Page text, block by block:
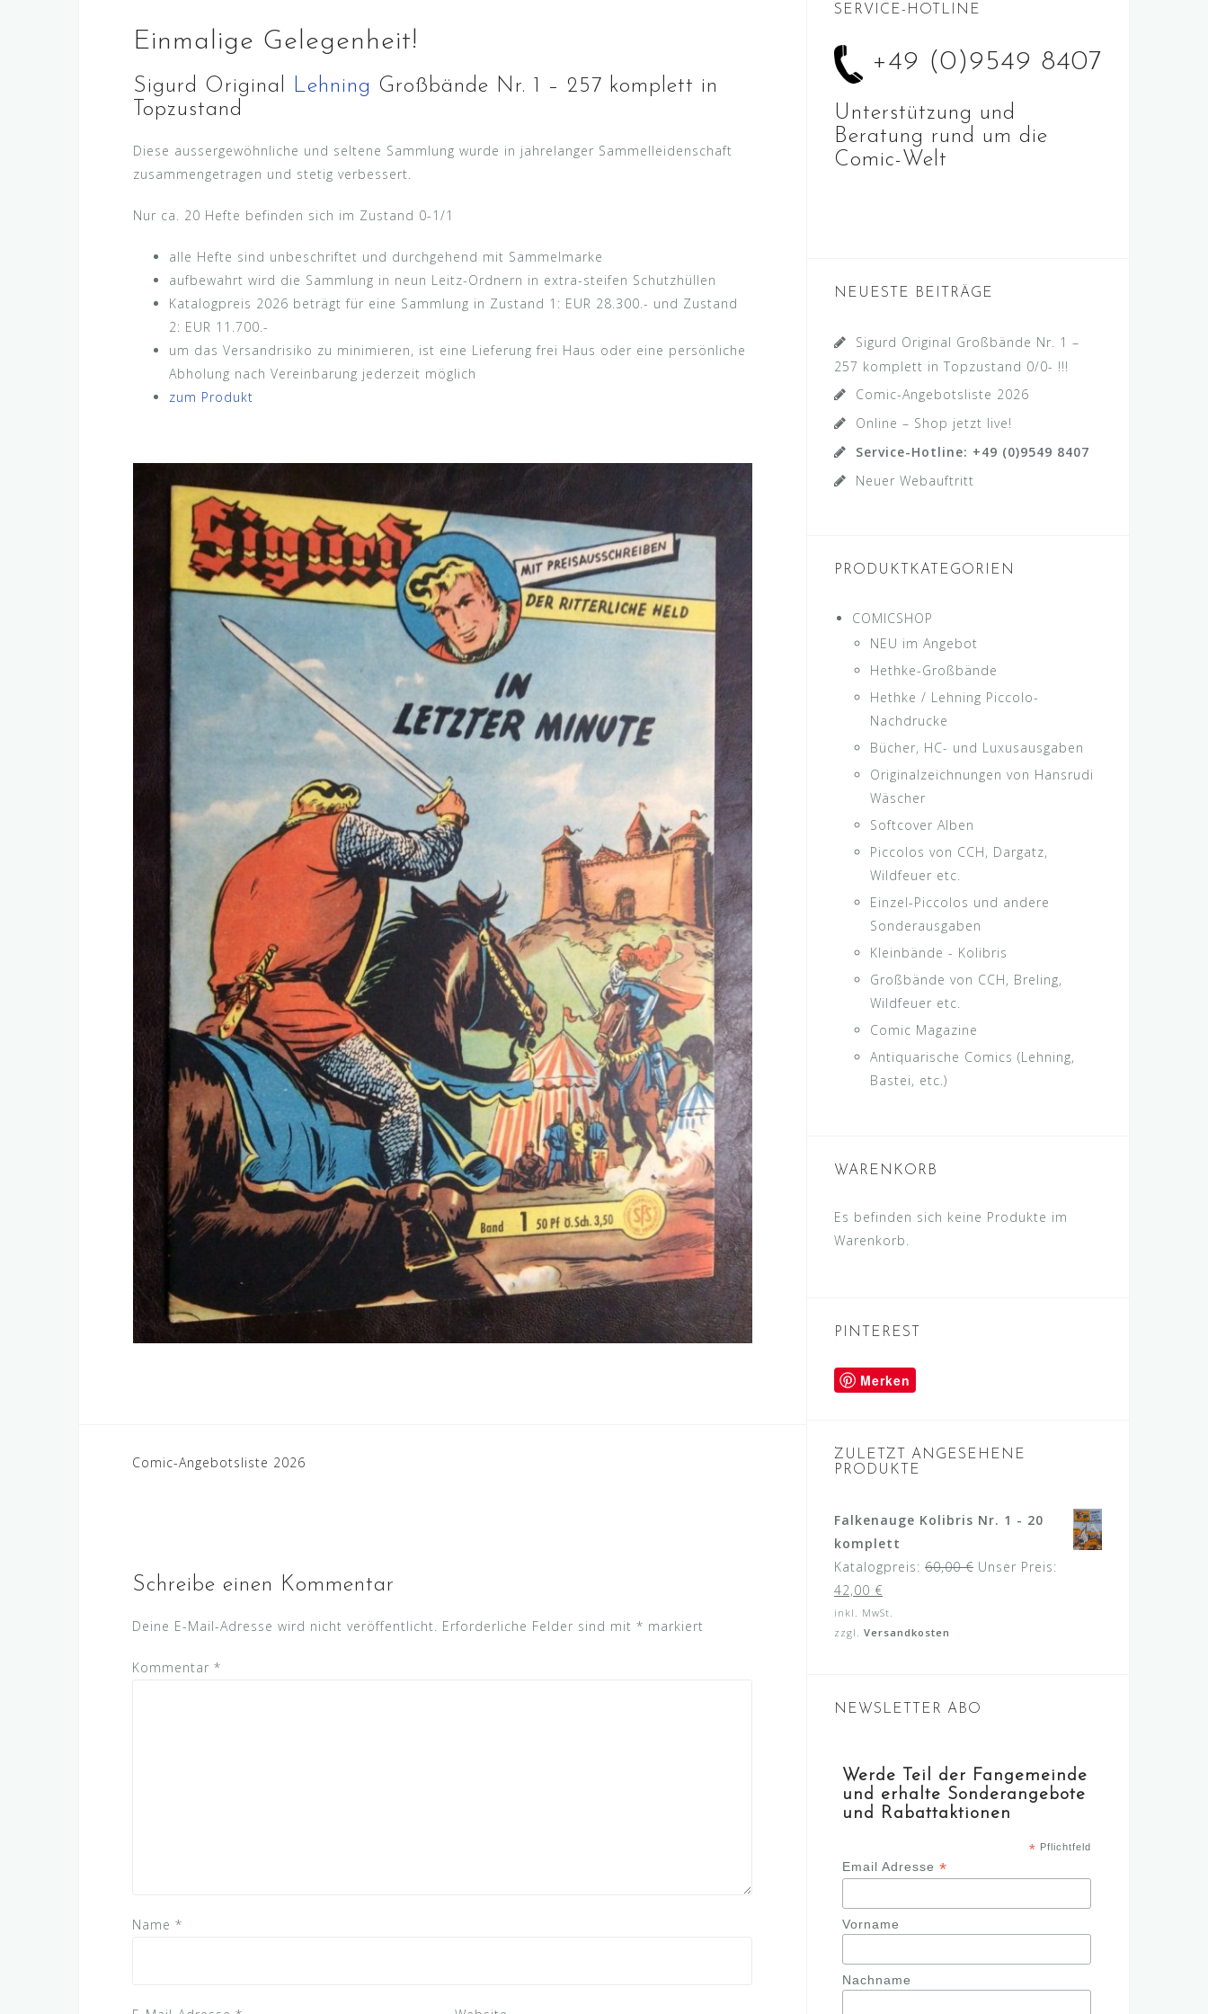
Einmalige Gelegenheit!
Sigurd Original Lehning Großbände Nr. 1 – 257 komplett in
Topzustand
Diese aussergewöhnliche und seltene Sammlung wurde in jahrelanger Sammelleidenschaft
zusammengetragen und stetig verbessert.
Nur ca. 20 Hefte befinden sich im Zustand 0-1/1
alle Hefte sind unbeschriftet und durchgehend mit Sammelmarke
aufbewahrt wird die Sammlung in neun Leitz-Ordnern in extra-steifen Schutzhüllen
Katalogpreis 2026 beträgt für eine Sammlung in Zustand 1: EUR 28.300.- und Zustand
2: EUR 11.700.-
um das Versandrisiko zu minimieren, ist eine Lieferung frei Haus oder eine persönliche
Abholung nach Vereinbarung jederzeit möglich
zum Produkt
Beitragsnavigation
Comic-Angebotsliste 2026
Schreibe einen Kommentar
Deine E-Mail-Adresse wird nicht veröffentlicht. Erforderliche Felder sind mit * markiert
Kommentar *
Name *
SERVICE-HOTLINE
+49 (0)9549 8407
Unterstützung und
Beratung rund um die
Comic-Welt
NEUESTE BEITRÄGE
Sigurd Original Großbände Nr. 1 –
257 komplett in Topzustand 0/0- !!!
Comic-Angebotsliste 2026
Online – Shop jetzt live!
Service-Hotline: +49 (0)9549 8407
Neuer Webauftritt
PRODUKTKATEGORIEN
COMICSHOP
NEU im Angebot
Hethke-Großbände
Hethke / Lehning Piccolo-
Nachdrucke
Bücher, HC- und Luxusausgaben
Originalzeichnungen von Hansrudi
Wäscher
Softcover Alben
Piccolos von CCH, Dargatz,
Wildfeuer etc.
Einzel-Piccolos und andere
Sonderausgaben
Kleinbände - Kolibris
Großbände von CCH, Breling,
Wildfeuer etc.
Comic Magazine
Antiquarische Comics (Lehning,
Bastei, etc.)
WARENKORB
Es befinden sich keine Produkte im
Warenkorb.
PINTEREST
Merken
ZULETZT ANGESEHENE
PRODUKTE
Falkenauge Kolibris Nr. 1 - 20
komplett
Katalogpreis: 60,00€ Ursprünglicher
Unser Preis:
42,00 €
Preis
ist:
inkl. MwSt.
zzgl. Versandkosten
NEWSLETTER ABO
Werde Teil der Fangemeinde
und erhalte Sonderangebote
und Rabattaktionen
* Pflichtfeld
Email Adresse *
Vorname
Nachname